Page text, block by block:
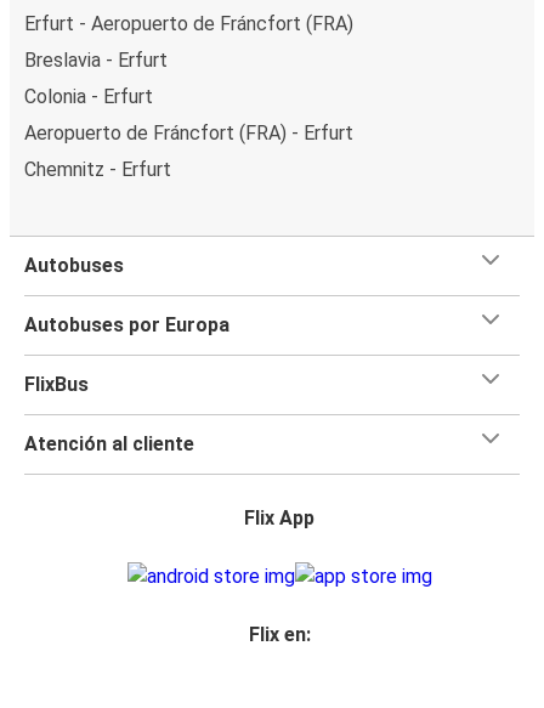
Erfurt - Aeropuerto de Fráncfort (FRA)
Breslavia - Erfurt
Colonia - Erfurt
Aeropuerto de Fráncfort (FRA) - Erfurt
Chemnitz - Erfurt
Autobuses
Autobuses por Europa
FlixBus
Atención al cliente
Flix App
Flix en: